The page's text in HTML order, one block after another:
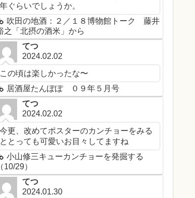
年ぐらいでしょうか。
吹田の地酒：２／１８博物館トーク 藤井
之「北摂の酒米」から
てつ
2024.02.02
この頃は楽しかったな〜
居酒屋たんぽぽ ０９年５月号
てつ
2024.02.02
今更、改めてポスターのカンチョーをみる
ととっても可愛いお目々してますね
小山修三キューカンチョーを発掘する
（10/29）
てつ
2024.01.30